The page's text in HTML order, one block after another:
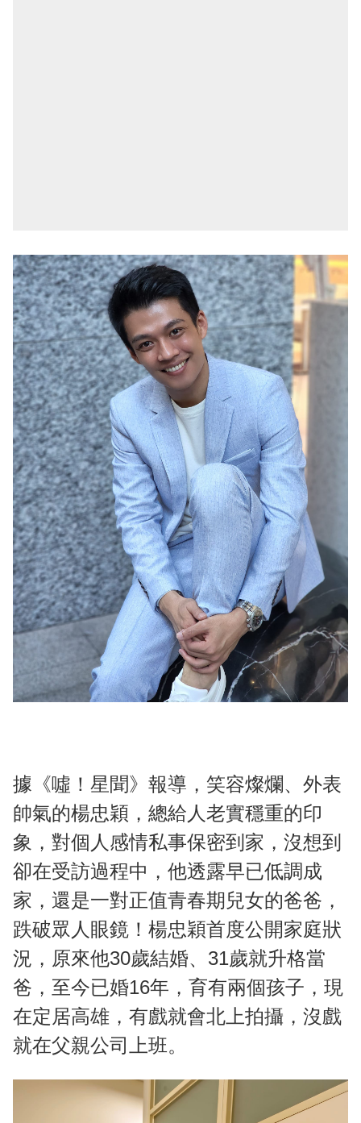
據《噓！星聞》報導，笑容燦爛、外表
帥氣的楊忠穎，總給人老實穩重的印
象，對個人感情私事保密到家，沒想到
卻在受訪過程中，他透露早已低調成
家，還是一對正值青春期兒女的爸爸，
跌破眾人眼鏡！楊忠穎首度公開家庭狀
況，原來他30歲結婚、31歲就升格當
爸，至今已婚16年，育有兩個孩子，現
在定居高雄，有戲就會北上拍攝，沒戲
就在父親公司上班。